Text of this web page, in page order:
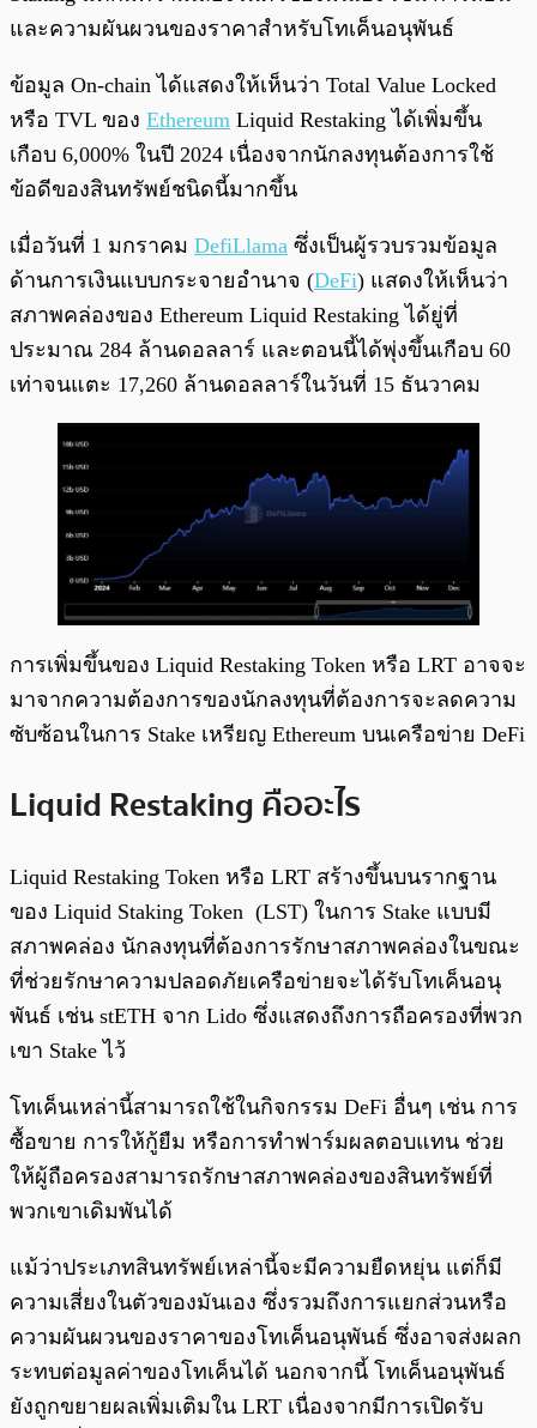
และความผันผวนของราคาสำหรับโทเค็นอนุพันธ์
ข้อมูล On-chain ได้แสดงให้เห็นว่า Total Value Locked
หรือ TVL ของ Ethereum Liquid Restaking ได้เพิ่มขึ้น
เกือบ 6,000% ในปี 2024 เนื่องจากนักลงทุนต้องการใช้
ข้อดีของสินทรัพย์ชนิดนี้มากขึ้น
เมื่อวันที่ 1 มกราคม DefiLlama ซึ่งเป็นผู้รวบรวมข้อมูล
ด้านการเงินแบบกระจายอำนาจ (DeFi) แสดงให้เห็นว่า
สภาพคล่องของ Ethereum Liquid Restaking ได้ยู่ที่
ประมาณ 284 ล้านดอลลาร์ และตอนนี้ได้พุ่งขึ้นเกือบ 60
เท่าจนแตะ 17,260 ล้านดอลลาร์ในวันที่ 15 ธันวาคม
การเพิ่มขึ้นของ Liquid Restaking Token หรือ LRT อาจจะ
มาจากความต้องการของนักลงทุนที่ต้องการจะลดความ
ซับซ้อนในการ Stake เหรียญ Ethereum บนเครือข่าย DeFi
Liquid Restaking คืออะไร
Liquid Restaking Token หรือ LRT สร้างขึ้นบนรากฐาน
ของ Liquid Staking Token (LST) ในการ Stake แบบมี
สภาพคล่อง นักลงทุนที่ต้องการรักษาสภาพคล่องในขณะ
ที่ช่วยรักษาความปลอดภัยเครือข่ายจะได้รับโทเค็นอนุ
พันธ์ เช่น stETH จาก Lido ซึ่งแสดงถึงการถือครองที่พวก
เขา Stake ไว้
โทเค็นเหล่านี้สามารถใช้ในกิจกรรม DeFi อื่นๆ เช่น การ
ซื้อขาย การให้กู้ยืม หรือการทำฟาร์มผลตอบแทน ช่วย
ให้ผู้ถือครองสามารถรักษาสภาพคล่องของสินทรัพย์ที่
พวกเขาเดิมพันได้
แม้ว่าประเภทสินทรัพย์เหล่านี้จะมีความยืดหยุ่น แต่ก็มี
ความเสี่ยงในตัวของมันเอง ซึ่งรวมถึงการแยกส่วนหรือ
ความผันผวนของราคาของโทเค็นอนุพันธ์ ซึ่งอาจส่งผลก
ระทบต่อมูลค่าของโทเค็นได้ นอกจากนี้ โทเค็นอนุพันธ์
ยังถูกขยายผลเพิ่มเติมใน LRT เนื่องจากมีการเปิดรับ